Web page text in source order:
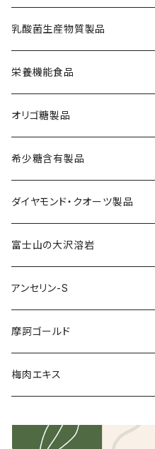
乳酸菌生産物質製品
栄養機能食品
鉄分補給
舞茸活性粒
オリゴ糖製品
希少糖含有製品
ダイヤモンド・クオーツ製品
富士山の大沢溶岩
アンセリン-S
摩訶ゴールド
梅肉エキス